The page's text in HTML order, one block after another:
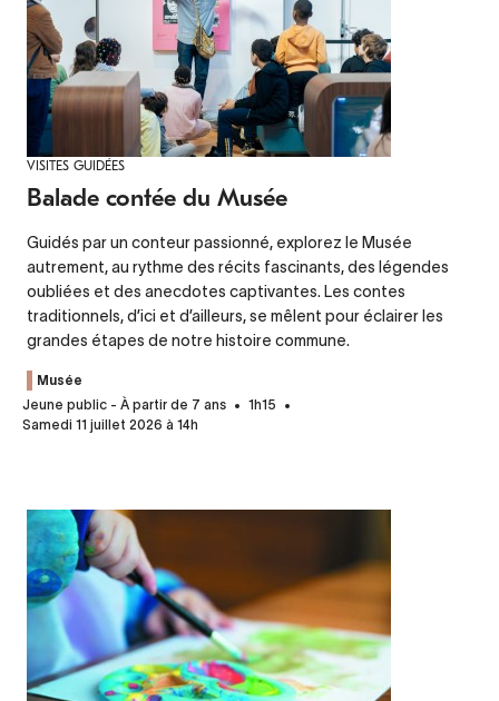
VISITES GUIDÉES
Balade contée du Musée
Guidés par un conteur passionné, explorez le Musée
autrement, au rythme des récits fascinants, des légendes
oubliées et des anecdotes captivantes. Les contes
traditionnels, d’ici et d’ailleurs, se mêlent pour éclairer les
grandes étapes de notre histoire commune.
Musée
Jeune public - À partir de 7 ans
1h15
Samedi 11 juillet 2026 à 14h